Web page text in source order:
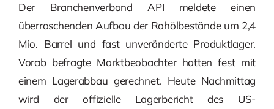
Der Branchenverband API meldete einen
überraschenden Aufbau der Rohölbestände um 2,4
Mio. Barrel und fast unveränderte Produktlager.
Vorab befragte Marktbeobachter hatten fest mit
einem Lagerabbau gerechnet. Heute Nachmittag
wird der offizielle Lagerbericht des US-